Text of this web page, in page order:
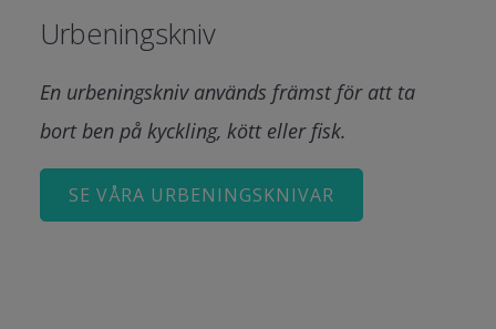
Urbeningskniv
En urbeningskniv används främst för att ta
bort ben på kyckling, kött eller fisk.
SE VÅRA URBENINGSKNIVAR